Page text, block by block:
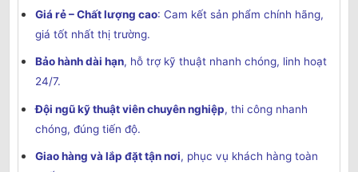
Giá rẻ – Chất lượng cao: Cam kết sản phẩm chính hãng,
giá tốt nhất thị trường.
Bảo hành dài hạn, hỗ trợ kỹ thuật nhanh chóng, linh hoạt
24/7.
Đội ngũ kỹ thuật viên chuyên nghiệp, thi công nhanh
chóng, đúng tiến độ.
Giao hàng và lắp đặt tận nơi, phục vụ khách hàng toàn